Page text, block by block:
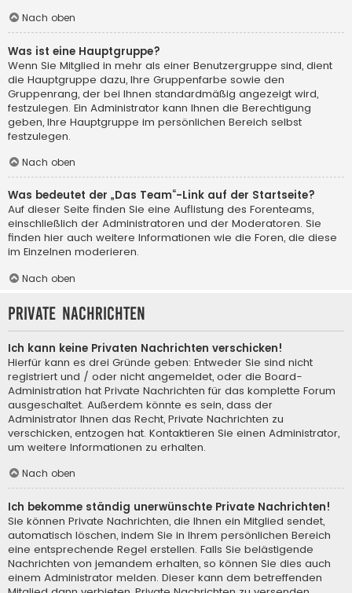
Nach oben
Was ist eine Hauptgruppe?
Wenn Sie Mitglied in mehr als einer Benutzergruppe sind, dient
die Hauptgruppe dazu, Ihre Gruppenfarbe sowie den
Gruppenrang, der bei Ihnen standardmäßig angezeigt wird,
festzulegen. Ein Administrator kann Ihnen die Berechtigung
geben, Ihre Hauptgruppe im persönlichen Bereich selbst
festzulegen.
Nach oben
Was bedeutet der „Das Team“-Link auf der Startseite?
Auf dieser Seite finden Sie eine Auflistung des Forenteams,
einschließlich der Administratoren und der Moderatoren. Sie
finden hier auch weitere Informationen wie die Foren, die diese
im Einzelnen moderieren.
Nach oben
Private Nachrichten
Ich kann keine Privaten Nachrichten verschicken!
Hierfür kann es drei Gründe geben: Entweder Sie sind nicht
registriert und / oder nicht angemeldet, oder die Board-
Administration hat Private Nachrichten für das komplette Forum
ausgeschaltet. Außerdem könnte es sein, dass der
Administrator Ihnen das Recht, Private Nachrichten zu
verschicken, entzogen hat. Kontaktieren Sie einen Administrator,
um weitere Informationen zu erhalten.
Nach oben
Ich bekomme ständig unerwünschte Private Nachrichten!
Sie können Private Nachrichten, die Ihnen ein Mitglied sendet,
automatisch löschen, indem Sie in Ihrem persönlichen Bereich
eine entsprechende Regel erstellen. Falls Sie belästigende
Nachrichten von jemandem erhalten, so können Sie dies auch
einem Administrator melden. Dieser kann dem betreffenden